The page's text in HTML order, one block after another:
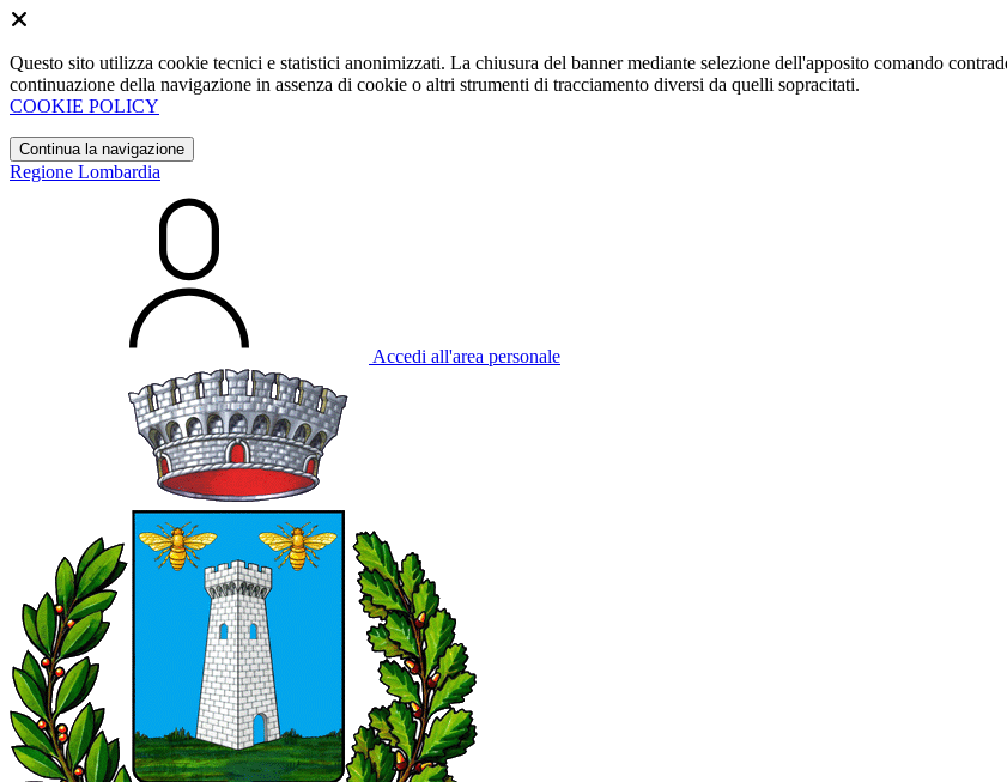
Questo sito utilizza cookie tecnici e statistici anonimizzati. La chiusura del banner mediante selezione dell'apposito comando
continuazione della navigazione in assenza di cookie o altri strumenti di tracciamento diversi da quelli sopracitati.
COOKIE POLICY
Continua la navigazione
Regione Lombardia
Accedi all'area personale